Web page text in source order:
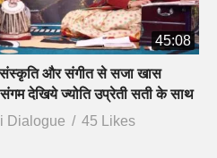
45:08
संस्कृति और संगीत से सजा खास
देखिये ज्योति उप्रेती सती के साथ
Dialogue
45 Likes